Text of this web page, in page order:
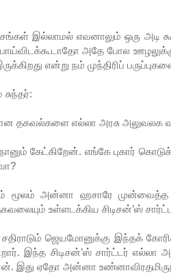
இல்லாமல் எவனாலும் ஒரு அடி
அதே போல
என்று நம் முந்திரிப்
தகவல்களை எல்லா அரசு அலுவலக
கேட்கிறேன். எங்கே புகார்
மூலம் அன்னா ஹசாரே முன்வைத்த
உள்ளடக்கிய சிடிசன்’ஸ்
ஜெயமோனுக்கு இந்தக்
இந்த சிடிசன்’ஸ் சார்ட்டர் எல்லா
இது ஏதோ அன்னா